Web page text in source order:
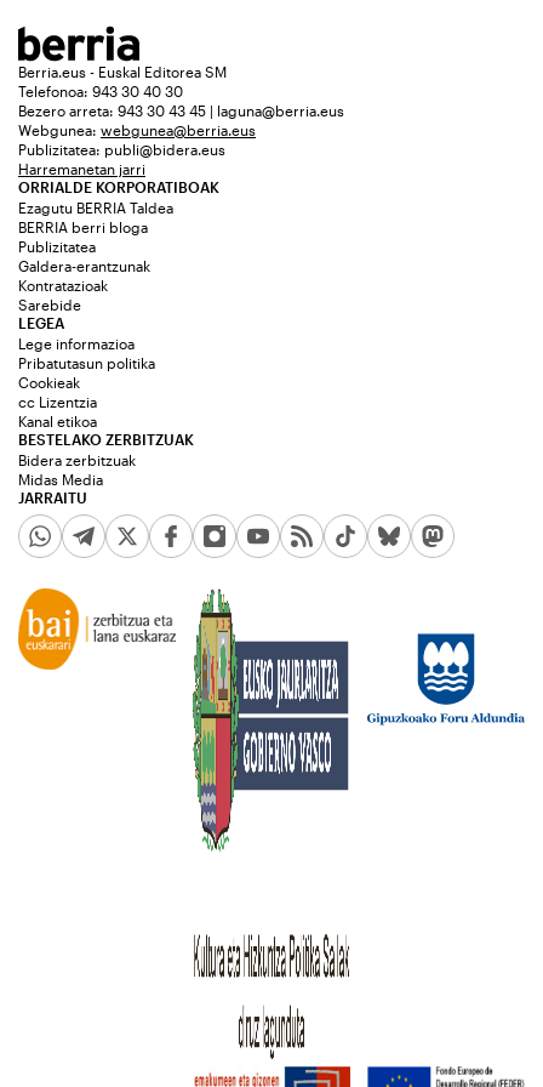
Berria.eus - Euskal Editorea SM
Telefonoa: 943 30 40 30
Bezero arreta: 943 30 43 45 | laguna@berria.eus
Webgunea: webgunea@berria.eus
Publizitatea: publi@bidera.eus
Harremanetan jarri
ORRIALDE KORPORATIBOAK
Ezagutu BERRIA Taldea
BERRIA berri bloga
Publizitatea
Galdera-erantzunak
Kontratazioak
Sarebide
JARRAITU
LEGEA
Lege informazioa
Pribatutasun politika
Cookieak
cc Lizentzia
Kanal etikoa
BESTELAKO ZERBITZUAK
Bidera zerbitzuak
Midas Media